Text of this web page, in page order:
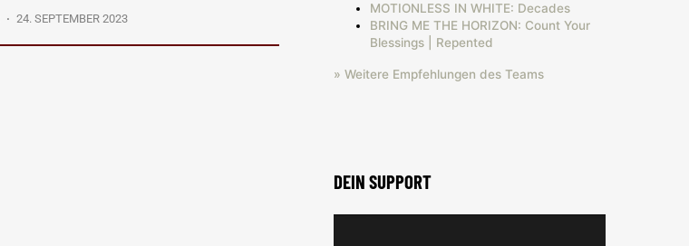
24. SEPTEMBER 2023
MOTIONLESS IN WHITE: Decades
BRING ME THE HORIZON: Count Your
Blessings | Repented
» Weitere Empfehlungen des Teams
DEIN SUPPORT